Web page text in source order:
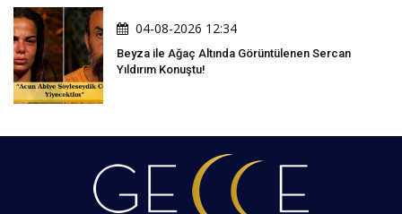
04-08-2026 12:34
Beyza ile Ağaç Altında Görüntülenen Sercan
Yıldırım Konuştu!